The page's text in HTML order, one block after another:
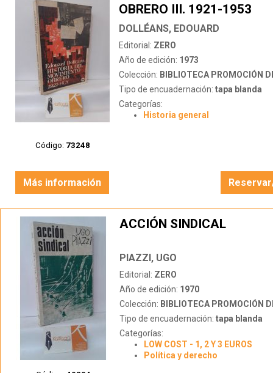
Código: 73248
OBRERO III. 1921-1953
DOLLÉANS, EDOUARD
Editorial: ZERO
Año de edición: 1973
Colección: BIBLIOTECA PROMOCIÓN
Tipo de encuadernación: tapa blanda
Categorías:
Historia general
Más información
ACCIÓN SINDICAL
PIAZZI, UGO
Editorial: ZERO
Año de edición: 1970
Colección: BIBLIOTECA PROMOCIÓN
Tipo de encuadernación: tapa blanda
Categorías:
LOW COST - 1, 2 Y 3 EUROS
Política y derecho